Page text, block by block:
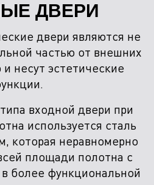
ДВЕРИ
двери являются не
частью от внешних
несут эстетические
входной двери при
используется сталь
которая неравномерно
площади полотна с
более функциональной